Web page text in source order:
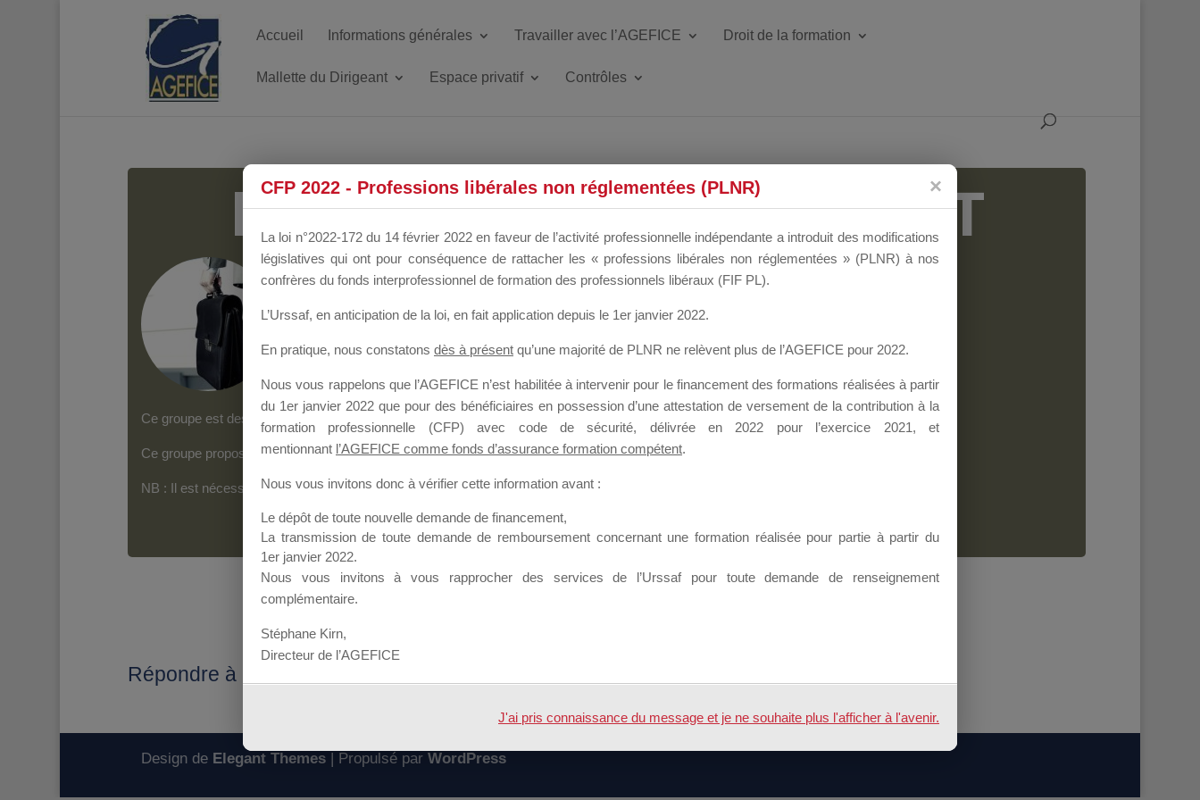
Accueil Informations générales Travailler avec l’AGEFICE Droit de la formation
Mallette du Dirigeant Espace privatif Contrôles
MALLETTE DU DIRIGEANT
Groupe Public il y a un mois
Ce groupe est destiné aux Organismes de Formation qui souhaitent répondre à l’Appel à Propositions Mallette du Dirigeant.
Ce groupe propose un forum dédié au support sur lequel il est possible de laisser un message ou poser une question.
NB : Il est nécessaire d’êtreinscrit(e)pour pouvoir rejoindre ce groupe
Répondre à : téléchargement des supports et outils
Design de Elegant Themes| Propulsé par WordPress
CFP 2022 - Professions libérales non réglementées (PLNR)
La loi n°2022-172 du 14 février 2022 en faveur de l’activité professionnelle indépendante a introduit des modifications
législatives qui ont pour conséquence de rattacher les « professions libérales non réglementées » (PLNR) à nos
confrères du fonds interprofessionnel de formation des professionnels libéraux (FIF PL).
L’Urssaf, en anticipation de la loi, en fait application depuis le 1er janvier 2022.
En pratique, nous constatons dès à présent qu’une majorité de PLNR ne relèvent plus de l’AGEFICE pour 2022.
Nous vous rappelons que l’AGEFICE n’est habilitée à intervenir pour le financement des formations réalisées à partir
du 1er janvier 2022 que pour des bénéficiaires en possession d’une attestation de versement de la contribution à la
formation professionnelle (CFP) avec code de sécurité, délivrée en 2022 pour l’exercice 2021, et
mentionnant l’AGEFICE comme fonds d’assurance formation compétent.
Nous vous invitons donc à vérifier cette information avant :
Le dépôt de toute nouvelle demande de financement,
La transmission de toute demande de remboursement concernant une formation réalisée pour partie à partir du
1er janvier 2022.
Nous vous invitons à vous rapprocher des services de l’Urssaf pour toute demande de renseignement
complémentaire.
Stéphane Kirn,
Directeur de l’AGEFICE
J'ai pris connaissance du message et je ne souhaite plus l'afficher à l'avenir.